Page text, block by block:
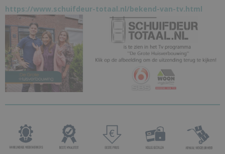
https://www.schuifdeur-totaal.nl/bekend-van-tv.html